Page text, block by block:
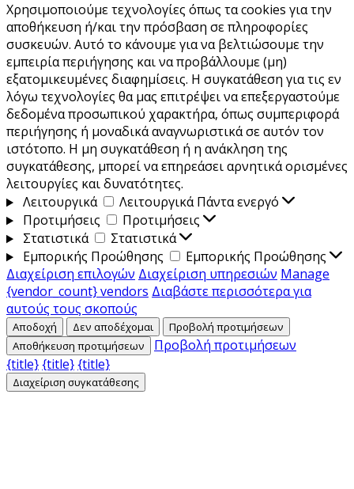
Χρησιμοποιούμε τεχνολογίες όπως τα cookies για την
αποθήκευση ή/και την πρόσβαση σε πληροφορίες
συσκευών. Αυτό το κάνουμε για να βελτιώσουμε την
εμπειρία περιήγησης και να προβάλλουμε (μη)
εξατομικευμένες διαφημίσεις. Η συγκατάθεση για τις εν
λόγω τεχνολογίες θα μας επιτρέψει να επεξεργαστούμε
δεδομένα προσωπικού χαρακτήρα, όπως συμπεριφορά
περιήγησης ή μοναδικά αναγνωριστικά σε αυτόν τον
ιστότοπο. Η μη συγκατάθεση ή η ανάκληση της
συγκατάθεσης, μπορεί να επηρεάσει αρνητικά ορισμένες
λειτουργίες και δυνατότητες.
Λειτουργικά
Λειτουργικά Πάντα ενεργό
Προτιμήσεις
Προτιμήσεις
Στατιστικά
Στατιστικά
Εμπορικής Προώθησης
Εμπορικής Προώθησης
Διαχείριση επιλογών Διαχείριση υπηρεσιών Manage
{vendor_count} vendors Διαβάστε περισσότερα για
αυτούς τους σκοπούς
Αποδοχή Δεν αποδέχομαι
Προβολή προτιμήσεων
Αποθήκευση προτιμήσεων
Προβολή προτιμήσεων
{title}{title}{title}
Διαχείριση συγκατάθεσης